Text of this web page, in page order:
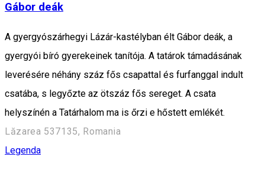
Gábor deák
A gyergyószárhegyi Lázár-kastélyban élt Gábor deák, a
gyergyói bíró gyerekeinek tanítója. A tatárok támadásának
leverésére néhány száz fős csapattal és furfanggal indult
csatába, s legyőzte az ötszáz fős sereget. A csata
helyszínén a Tatárhalom ma is őrzi e hőstett emlékét.
Lăzarea 537135, Romania
Legenda